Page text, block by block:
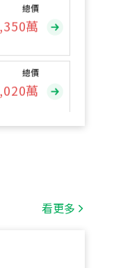
1,350萬
總價
1,020萬
看更多